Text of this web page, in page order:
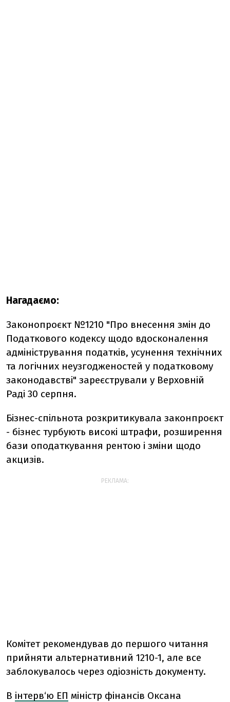
Нагадаємо:
Законопроєкт №1210 "Про внесення змін до
Податкового кодексу щодо вдосконалення
адміністрування податків, усунення технічних
та логічних неузгодженостей у податковому
законодавстві" зареєстрували у Верховній
Раді 30 серпня.
Бізнес-спільнота розкритикувала законпроєкт
- бізнес турбують високі штрафи, розширення
бази оподаткування рентою і зміни щодо
акцизів.
РЕКЛАМА:
Комітет рекомендував до першого читання
прийняти альтернативний 1210-1, але все
заблокувалось через одіозність документу.
В інтерв‘ю ЕП міністр фінансів Оксана